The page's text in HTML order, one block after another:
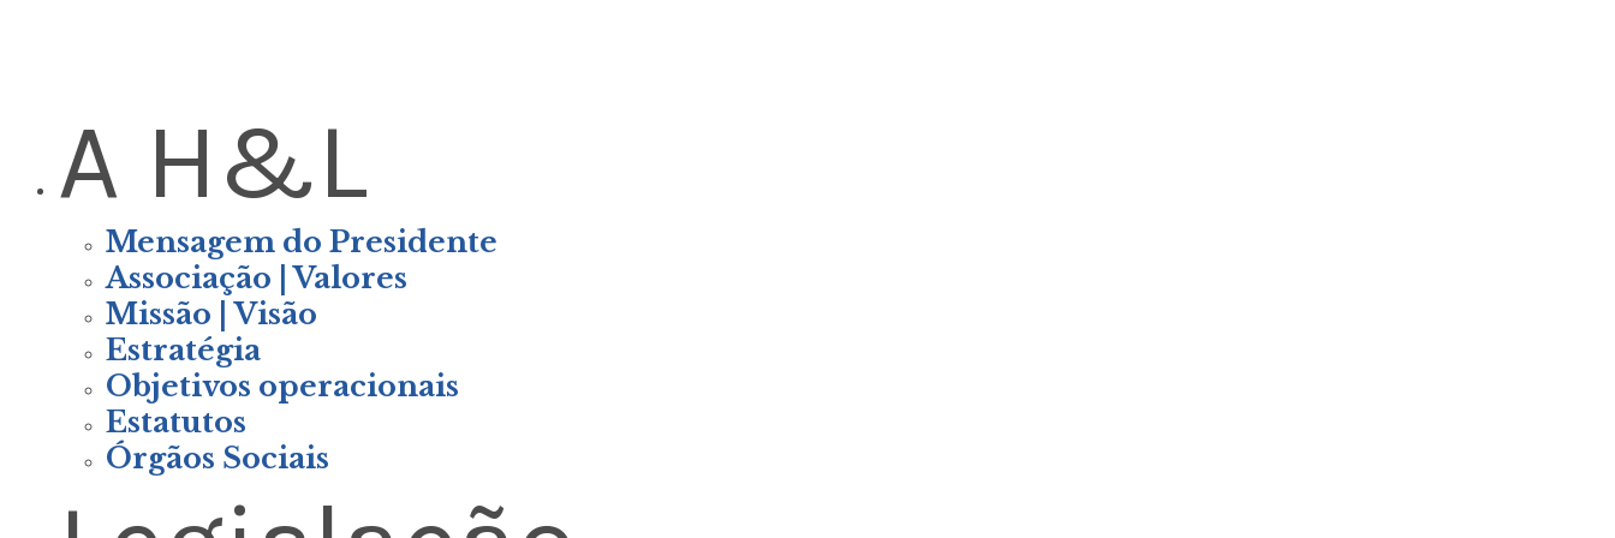
A H&L
Mensagem do Presidente
Associação | Valores
Missão | Visão
Estratégia
Objetivos operacionais
Estatutos
Órgãos Sociais